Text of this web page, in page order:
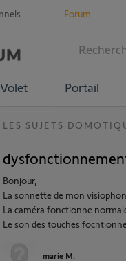
Forum
Volet Portail
LES SUJETS
Bonjour,
La sonnette de mon
La caméra fonctionne
Le son des touches
marie M.